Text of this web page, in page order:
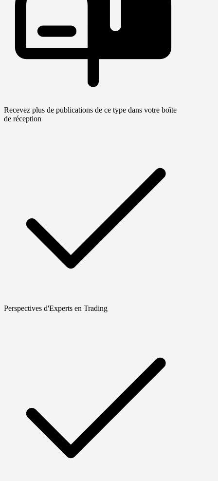
Recevez plus de publications de ce type dans votre boîte
de réception
Perspectives d'Experts en Trading